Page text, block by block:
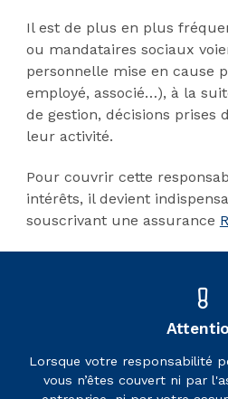
Il est de plus en plus
ou mandataires sociaux
personnelle mise en cause
employé, associé…), à la
de gestion, décisions prises
leur activité.
Pour couvrir cette
intérêts, il devient
souscrivant une assurance
Lorsque votre responsabilité
vous n’êtes couvert ni par